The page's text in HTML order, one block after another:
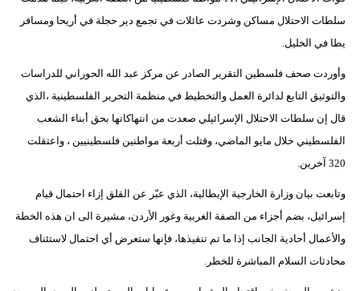
فيديو
سلطات الاحتلال مساكن وشردت عائلات في تجمع دير حجلة في أريحا ومسافر
يطا في الخليل.
وأوردت صحف فلسطين التقرير الصادر عن مركز عبد الله الحوراني للدراسات
والتوثيق التابع لدائرة العمل والتخطيط في منظمة التحرير الفلسطينية ،الذي
قال إن سلطات الاحتلال الإسرائيلي صعدت من انتهاكاتها بحق أبناء الشعب
الفلسطيني خلال مايو الماضي، وقتلت أربعة مواطنين فلسطينيين ، واعتقلت
320 آخرين.
وتابعت بيان وزارة الخارجية الإيطالية، الذي عبّر عن القلق إزاء احتمال قيام
إسرائيل، بضم أجزاء من الصفة الغربية وغور الأردن، مشيرة الى ان هذه الخطة
والأعمال أحادية الجانب إذا ما تم تنفيذها، فإنها ستعرض أي احتمال لاستئناف
محادثات السلام المباشرة للخطر.